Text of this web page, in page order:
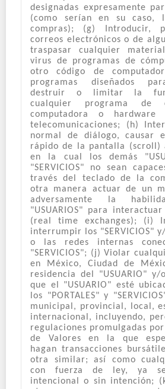
designadas expresamente
(como serían en su caso,
compras); (g) Introducir,
correos electrónicos o de
traspasar cualquier
virus de programas de
otro código de
programas diseñados
destruir o limitar la
cualquier programa de
computadora o
telecomunicaciones; (h)
normal de diálogo, causar
rápido de la pantalla (scroll)
en la cual los demás
"SERVICIOS" no sean
través del teclado de la
otra manera actuar de un
adversamente la
"USUARIOS" para
(real time exchanges); (i)
interrumpir los "SERVICIOS"
o las redes internas
"SERVICIOS"; (j) Violar
en México, Ciudad de
residencia del "USUARIO"
que el "USUARIO" esté
los "PORTALES" y
municipal, provincial, local,
internacional, incluyendo,
regulaciones promulgadas
de Valores en la que
hagan transacciones
otra similar; así como
con fuerza de ley, ya
intencional o sin intención;